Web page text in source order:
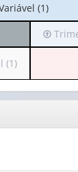
(1)
Irá
para
(possui
apenas
valor):
(1)